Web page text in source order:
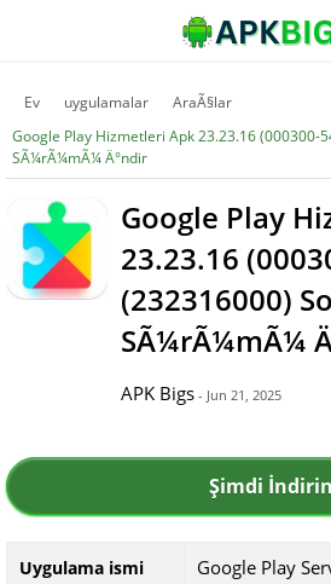
Ev uygulamalar
AraÃ§lar
Google Play Hizmetleri Apk 23.23.16 (000300-
SÃ¼rÃ¼mÃ¼ Ä°ndir
Google Play
23.23.16
(232316000)
SÃ¼rÃ¼mÃ¼
APK Bigs - Jun 21, 2025
Şimdi İndirin
Uygulama ismi Google Play